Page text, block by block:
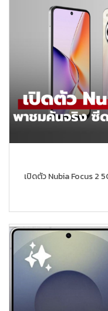
เปิดตัว Nubia Focus 2